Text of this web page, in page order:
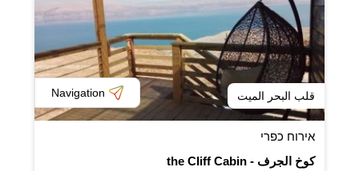
قلب البحر الميت Navigation
אירוח כפרי
كوخ الجرف - the Cliff Cabin